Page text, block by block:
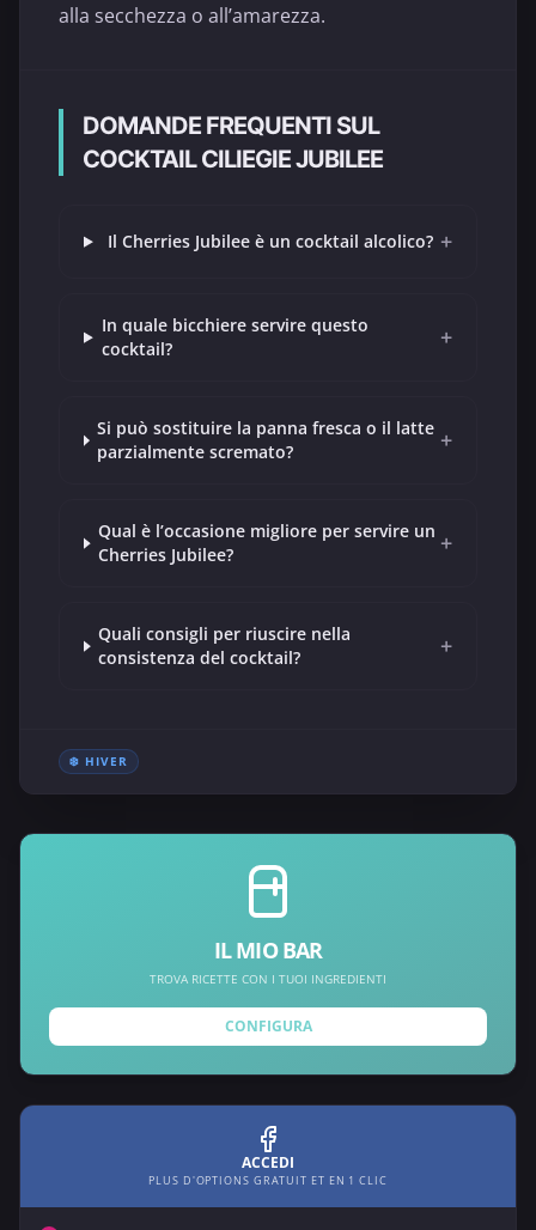
alla secchezza o all’amarezza.
DOMANDE FREQUENTI SUL
COCKTAIL CILIEGIE JUBILEE
Il Cherries Jubilee è un cocktail alcolico? +
In quale bicchiere servire questo
cocktail?
+
Si può sostituire la panna fresca o il latte
parzialmente scremato?
+
Qual è l’occasione migliore per servire un
Cherries Jubilee?
+
Quali consigli per riuscire nella
consistenza del cocktail?
+
❄️ HIVER
IL MIO BAR
TROVA RICETTE CON I TUOI INGREDIENTI
CONFIGURA
ACCEDI
PLUS D'OPTIONS GRATUIT ET EN 1 CLIC